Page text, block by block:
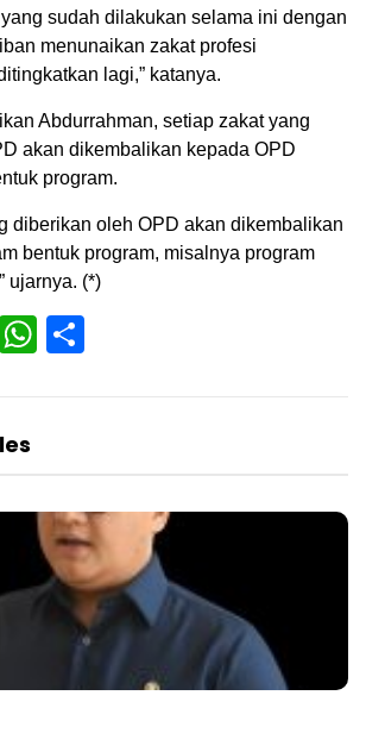
sudah dilakukan selama ini dengan
menunaikan zakat profesi
lagi,” katanya.
Abdurrahman, setiap zakat yang
akan dikembalikan kepada OPD
program.
diberikan oleh OPD akan dikembalikan
bentuk program, misalnya program
ujarnya. (*)
EmailWhatsApp